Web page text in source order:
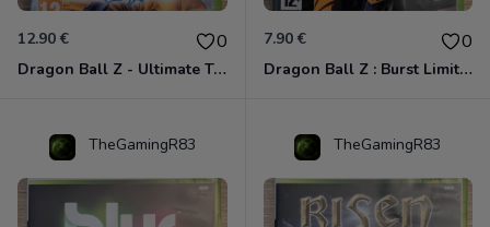
12.90 € 0
Dragon Ball Z - Ultimate Tenkaichi Xbox 360
7.90 € 0
Dragon Ball Z : Burst Limit Xbox 360
TheGamingR83 TheGamingR83